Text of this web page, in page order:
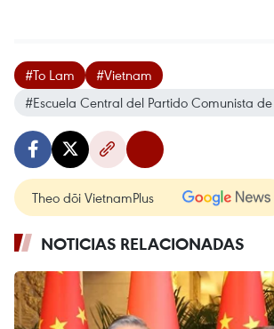
#To Lam
#Vietnam
#Escuela Central del Partido Comunista
Theo dõi VietnamPlus
NOTICIAS RELACIONADAS